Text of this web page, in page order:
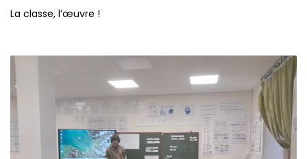
La classe, l’œuvre !